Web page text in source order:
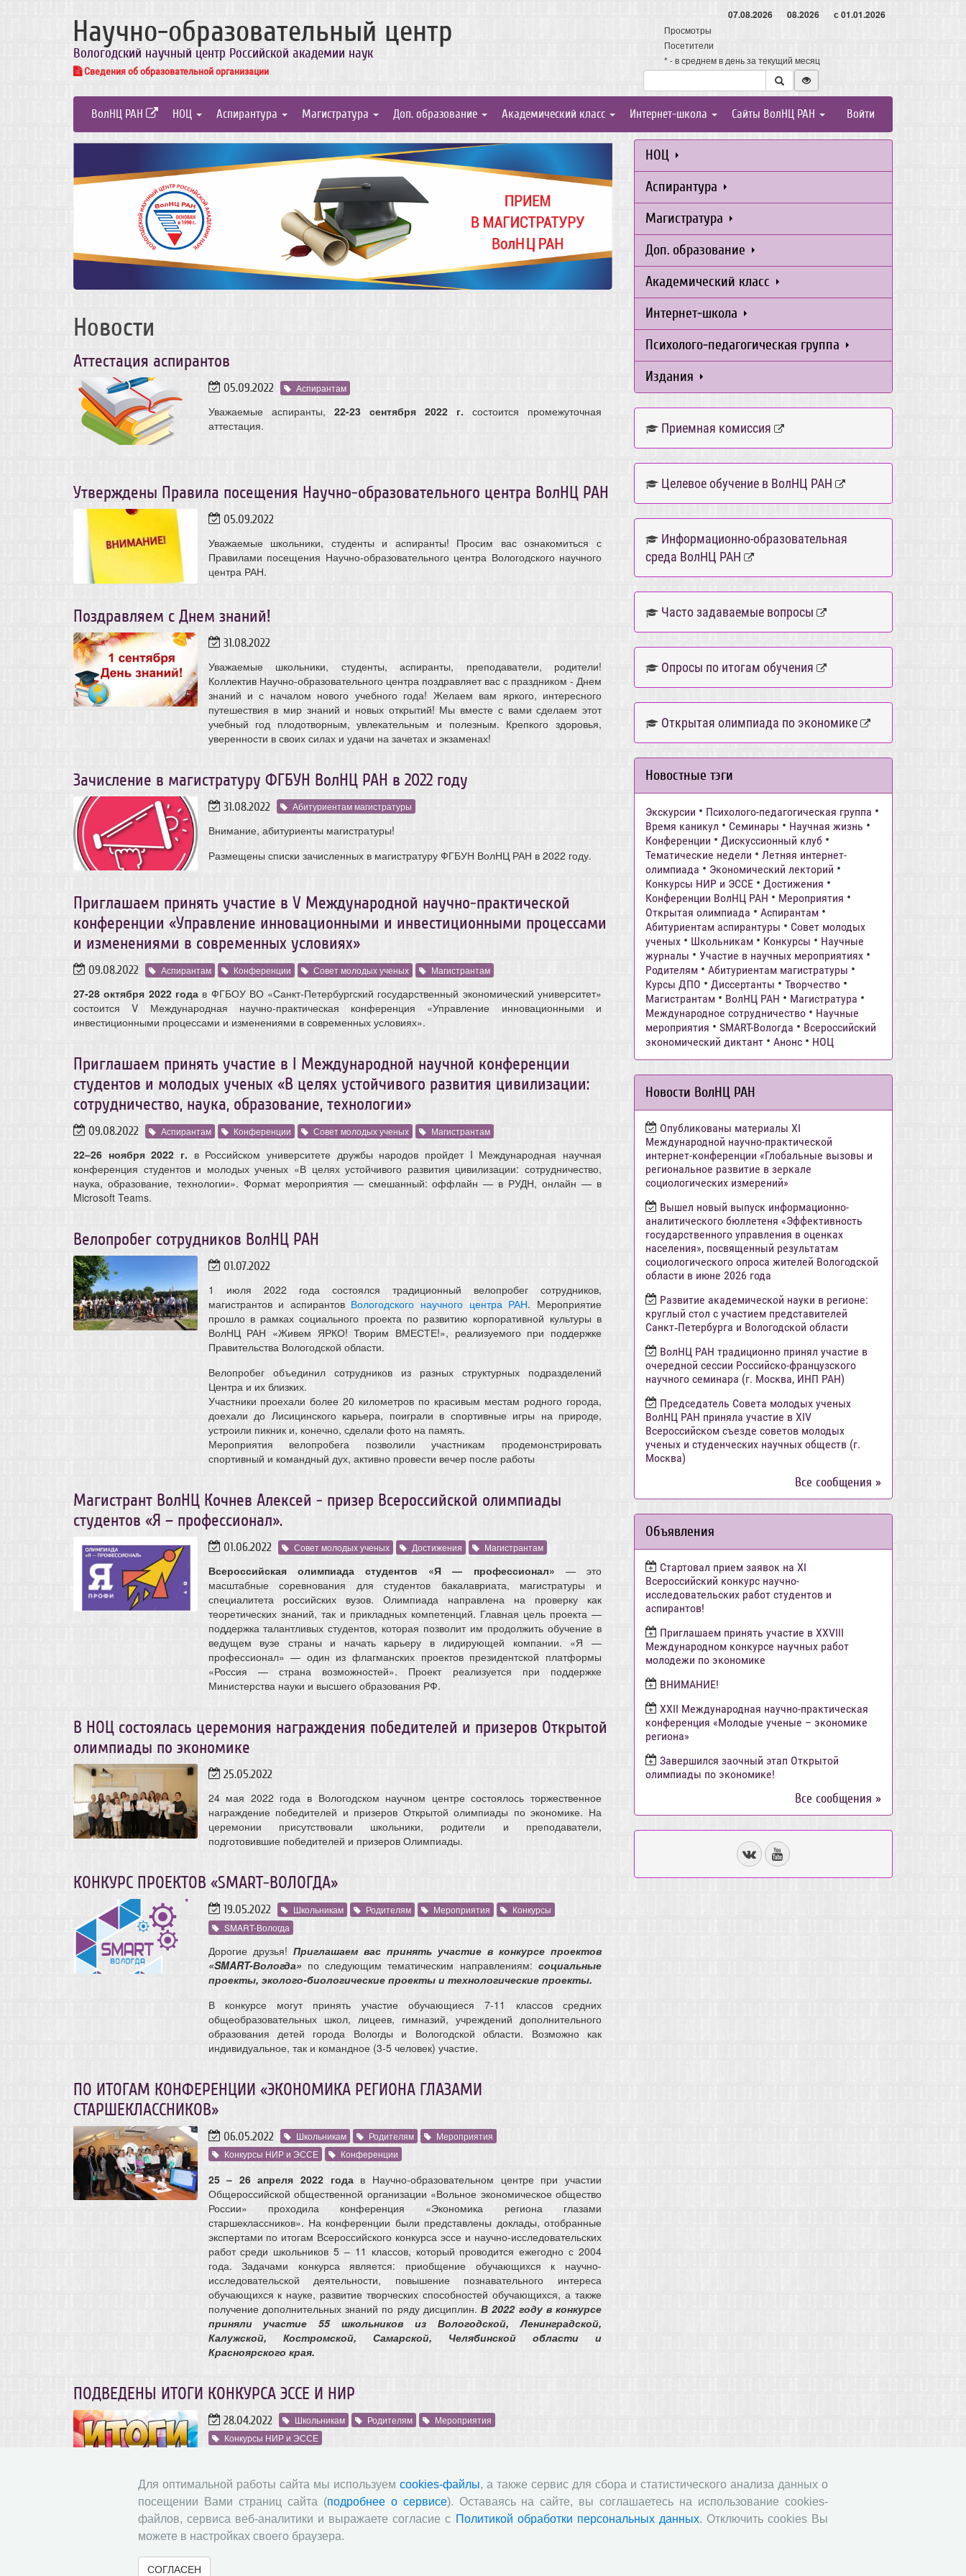
Научно-образовательный центр
Вологодский научный центр Российской академии наук
Сведения об образовательной организации
07.08.2026 08.2026 с 01.01.2026
Просмотры
Посетители
* - в среднем в день за текущий месяц
ВолНЦ РАН НОЦ Аспирантура Магистратура Доп. образование Академический класс Интернет-школа Сайты ВолНЦ РАН Войти
Новости
Аттестация аспирантов
05.09.2022 Аспирантам
Уважаемые аспиранты, 22-23 сентября 2022 г. состоится промежуточная
аттестация.
Утверждены Правила посещения Научно-образовательного центра ВолНЦ РАН
05.09.2022
Уважаемые школьники, студенты и аспиранты! Просим вас ознакомиться с
Правилами посещения Научно-образовательного центра Вологодского научного
центра РАН.
Поздравляем с Днем знаний!
31.08.2022
Уважаемые школьники, студенты, аспиранты, преподаватели, родители!
Коллектив Научно-образовательного центра поздравляет вас с праздником - Днем
знаний и с началом нового учебного года! Желаем вам яркого, интересного
путешествия в мир знаний и новых открытий! Мы вместе с вами сделаем этот
учебный год плодотворным, увлекательным и полезным. Крепкого здоровья,
уверенности в своих силах и удачи на зачетах и экзаменах!
Зачисление в магистратуру ФГБУН ВолНЦ РАН в 2022 году
31.08.2022 Абитуриентам магистратуры
Внимание, абитуриенты магистратуры!
Размещены списки зачисленных в магистратуру ФГБУН ВолНЦ РАН в 2022 году.
Приглашаем принять участие в V Международной научно-практической
конференции «Управление инновационными и инвестиционными процессами
и изменениями в современных условиях»
09.08.2022 Аспирантам Конференции Совет молодых ученых Магистрантам
27-28 октября 2022 года в ФГБОУ ВО «Санкт-Петербургский государственный экономический университет»
состоится V Международная научно-практическая конференция «Управление инновационными и
инвестиционными процессами и изменениями в современных условиях».
Приглашаем принять участие в I Международной научной конференции
студентов и молодых ученых «В целях устойчивого развития цивилизации:
сотрудничество, наука, образование, технологии»
09.08.2022 Аспирантам Конференции Совет молодых ученых Магистрантам
22–26 ноября 2022 г. в Российском университете дружбы народов пройдет I Международная научная
конференция студентов и молодых ученых «В целях устойчивого развития цивилизации: сотрудничество,
наука, образование, технологии». Формат мероприятия — смешанный: оффлайн — в РУДН, онлайн — в
Microsoft Teams.
Велопробег сотрудников ВолНЦ РАН
01.07.2022
1 июля 2022 года состоялся традиционный велопробег сотрудников,
магистрантов и аспирантов Вологодского научного центра РАН. Мероприятие
прошло в рамках социального проекта по развитию корпоративной культуры в
ВолНЦ РАН «Живем ЯРКО! Творим ВМЕСТЕ!», реализуемого при поддержке
Правительства Вологодской области.
Велопробег объединил сотрудников из разных структурных подразделений
Центра и их близких.
Участники проехали более 20 километров по красивым местам родного города,
доехали до Лисицинского карьера, поиграли в спортивные игры на природе,
устроили пикник и, конечно, сделали фото на память.
Мероприятия велопробега позволили участникам продемонстрировать
спортивный и командный дух, активно провести вечер после работы
Магистрант ВолНЦ Кочнев Алексей - призер Всероссийской олимпиады
студентов «Я – профессионал».
01.06.2022 Совет молодых ученых Достижения Магистрантам
Всероссийская олимпиада студентов «Я — профессионал» — это
масштабные соревнования для студентов бакалавриата, магистратуры и
специалитета российских вузов. Олимпиада направлена на проверку как
теоретических знаний, так и прикладных компетенций. Главная цель проекта —
поддержка талантливых студентов, которая позволит им продолжить обучение в
ведущем вузе страны и начать карьеру в лидирующей компании. «Я —
профессионал» — один из флагманских проектов президентской платформы
«Россия — страна возможностей». Проект реализуется при поддержке
Министерства науки и высшего образования РФ.
В НОЦ состоялась церемония награждения победителей и призеров Открытой
олимпиады по экономике
25.05.2022
24 мая 2022 года в Вологодском научном центре состоялось торжественное
награждение победителей и призеров Открытой олимпиады по экономике. На
церемонии присутствовали школьники, родители и преподаватели,
подготовившие победителей и призеров Олимпиады.
КОНКУРС ПРОЕКТОВ «SMART-ВОЛОГДА»
19.05.2022 Школьникам Родителям Мероприятия
Конкурсы
SMART-Вологда
Дорогие друзья! Приглашаем вас принять участие в конкурсе проектов
«SMART-Вологда» по следующим тематическим направлениям: социальные
проекты, эколого-биологические проекты и технологические проекты.
В конкурсе могут принять участие обучающиеся 7-11 классов средних
общеобразовательных школ, лицеев, гимназий, учреждений дополнительного
образования детей города Вологды и Вологодской области. Возможно как
индивидуальное, так и командное (3-5 человек) участие.
ПО ИТОГАМ КОНФЕРЕНЦИИ «ЭКОНОМИКА РЕГИОНА ГЛАЗАМИ
СТАРШЕКЛАССНИКОВ»
06.05.2022 Школьникам Родителям
Мероприятия
Конкурсы НИР и ЭССЕ
Конференции
25 – 26 апреля 2022 годав Научно-образовательном центре при участии
Общероссийской общественной организации «Вольное экономическое общество
России» проходила конференция «Экономика региона глазами
старшеклассников». На конференции были представлены доклады, отобранные
экспертами по итогам Всероссийского конкурса эссе и научно-исследовательских
работ среди школьников 5 – 11 классов, который проводится ежегодно с 2004
года. Задачами конкурса является: приобщение обучающихся к научно-
исследовательской деятельности, повышение познавательного интереса
обучающихся к науке, развитие творческих способностей обучающихся, а также
получение дополнительных знаний по ряду дисциплин. В 2022 году в конкурсе
приняли участие 55 школьников из Вологодской, Ленинградской,
Калужской, Костромской, Самарской, Челябинской области и
Красноярского края.
ПОДВЕДЕНЫ ИТОГИ КОНКУРСА ЭССЕ И НИР
28.04.2022 Школьникам Родителям
Мероприятия
Конкурсы НИР и ЭССЕ
результаты конкурса эссе и научно-исследовательских работ (НИР). На конкурс
поступило 49 эссе и 14 научно-исследовательских работ. На конференции 25 –
26 апреля «Экономика региона глазами старшеклассников» было представлено
36 докладов (9 дистанционных и 27 очных выступлений) по четырем секциям.
25-26 апреля 2022 года в стенах Вологодского научного центра РАН проходит
НОЦ
Аспирантура
Магистратура
Доп. образование
Академический класс
Интернет-школа
Психолого-педагогическая группа
Издания
Приемная комиссия
Целевое обучение в ВолНЦ РАН
Информационно-образовательная
среда ВолНЦ РАН
Часто задаваемые вопросы
Опросы по итогам обучения
Открытая олимпиада по экономике
Новостные тэги
Экскурсии • Психолого-педагогическая группа •
Время каникул • Семинары • Научная жизнь •
Конференции • Дискуссионный клуб •
Тематические недели • Летняя интернет-
олимпиада • Экономический лекторий •
Конкурсы НИР и ЭССЕ • Достижения •
Конференции ВолНЦ РАН • Мероприятия •
Открытая олимпиада • Аспирантам •
Абитуриентам аспирантуры • Совет молодых
ученых • Школьникам • Конкурсы • Научные
журналы • Участие в научных мероприятиях •
Родителям • Абитуриентам магистратуры •
Курсы ДПО • Диссертанты • Творчество •
Магистрантам • ВолНЦ РАН • Магистратура •
Международное сотрудничество • Научные
мероприятия • SMART-Вологда • Всероссийский
экономический диктант • Анонс • НОЦ
Новости ВолНЦ РАН
Опубликованы материалы XI
Международной научно-практической
интернет-конференции «Глобальные вызовы и
региональное развитие в зеркале
социологических измерений»
Вышел новый выпуск информационно-
аналитического бюллетеня «Эффективность
государственного управления в оценках
населения», посвященный результатам
социологического опроса жителей Вологодской
области в июне 2026 года
Развитие академической науки в регионе:
круглый стол с участием представителей
Санкт‑Петербурга и Вологодской области
ВолНЦ РАН традиционно принял участие в
очередной сессии Российско-французского
научного семинара (г. Москва, ИНП РАН)
Председатель Совета молодых ученых
ВолНЦ РАН приняла участие в XIV
Всероссийском съезде советов молодых
ученых и студенческих научных обществ (г.
Москва)
Все сообщения »
Объявления
Стартовал прием заявок на XI
Всероссийский конкурс научно-
исследовательских работ студентов и
аспирантов!
Приглашаем принять участие в XXVIII
Международном конкурсе научных работ
молодежи по экономике
ВНИМАНИЕ!
ХХII Международная научно-практическая
конференция «Молодые ученые – экономике
региона»
Завершился заочный этап Открытой
олимпиады по экономике!
Все сообщения »
Для оптимальной работы сайта мы используем cookies-файлы, а также сервис для сбора и статистического анализа данных о
посещении Вами страниц сайта (подробнее о сервисе). Оставаясь на сайте, вы соглашаетесь на использование cookies-
файлов, сервиса веб-аналитики и выражаете согласие с Политикой обработки персональных данных. Отключить cookies Вы
можете в настройках своего браузера.
СОГЛАСЕН